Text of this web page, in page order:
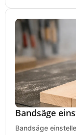
Bandsäge
Bandsäge